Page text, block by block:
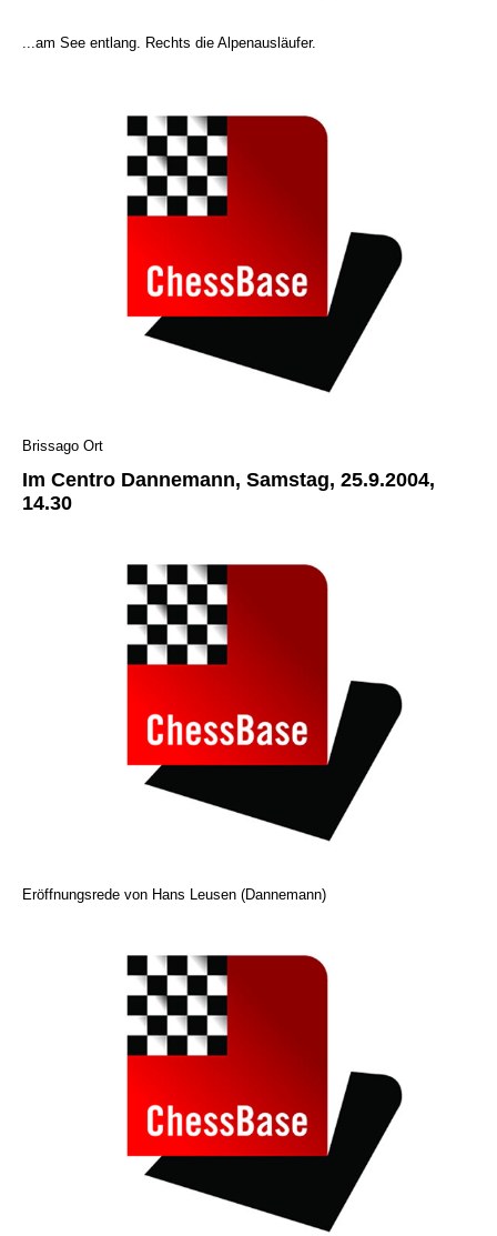
...am See entlang. Rechts die Alpenausläufer.
Brissago Ort
Im Centro Dannemann, Samstag, 25.9.2004,
14.30
Eröffnungsrede von Hans Leusen (Dannemann)